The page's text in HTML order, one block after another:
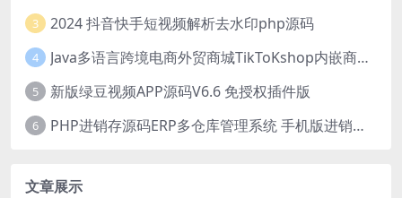
3 2024 抖音快手短视频解析去水印php源码
4 Java多语言跨境电商外贸商城TikToKshop内嵌商城I商家入驻I一键铺
5 新版绿豆视频APP源码V6.6 免授权插件版
6 PHP进销存源码ERP多仓库管理系统 手机版进销存 php网络版进销存小程序
文章展示